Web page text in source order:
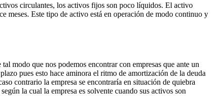
circulantes, los activos fijos son poco líquidos. El activo
meses. Este tipo de activo está en operación de modo continuo y
modo que nos podemos encontrar con empresas que ante un
pues esto hace aminora el ritmo de amortización de la deuda
contrario la empresa se encontraría en situación de quiebra
la cual la empresa es solvente cuando sus activos son